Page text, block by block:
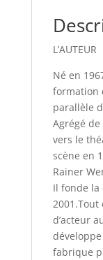
L’AUTEUR
Né en
formation
parallèle
Agrégé
vers le
scène en
Rainer
Il fonde la
d’acteur
fabrique